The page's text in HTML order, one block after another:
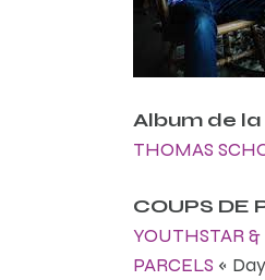
Album de la
THOMAS
COUPS DE
YOUTHSTAR
PARCELS «